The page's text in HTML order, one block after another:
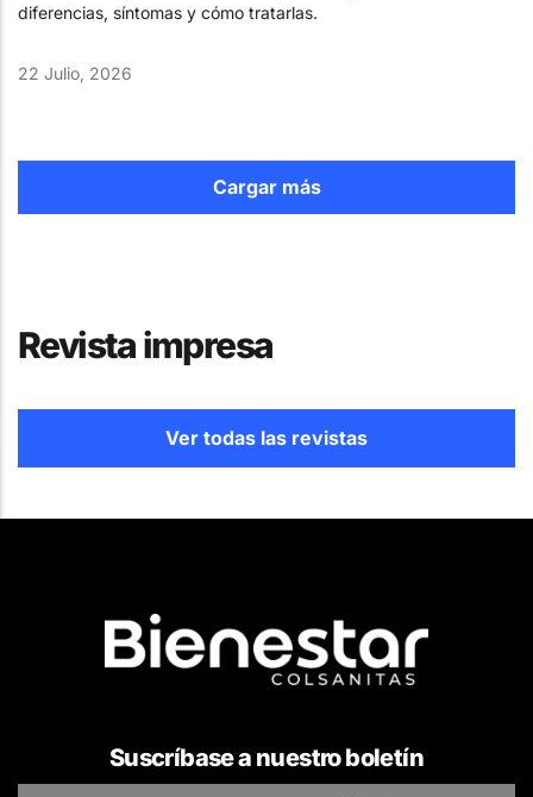
diferencias, síntomas y cómo tratarlas.
22 Julio, 2026
Cargar más
Revista impresa
Ver todas las revistas
Suscríbase a nuestro boletín